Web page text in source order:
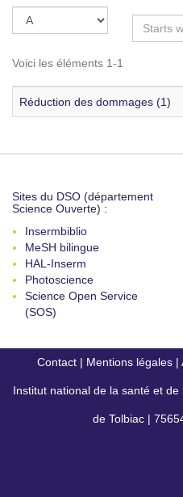
Voici les éléments 1-1
Réduction des dommages (1)
Sites du DSO (département
Science Ouverte) :
Insermbiblio
MeSH bilingue
HAL-Inserm
Photoscience
Science Open Service
(SOS)
Contact | Mentions légales |
Institut national de la santé et
de Tolbiac |